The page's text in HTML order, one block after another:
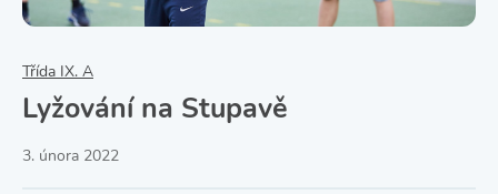
Třída IX. A
Lyžování na Stupavě
3. února 2022